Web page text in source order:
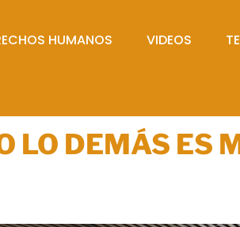
HUMANOS VIDEOS
LO DEMÁS ES